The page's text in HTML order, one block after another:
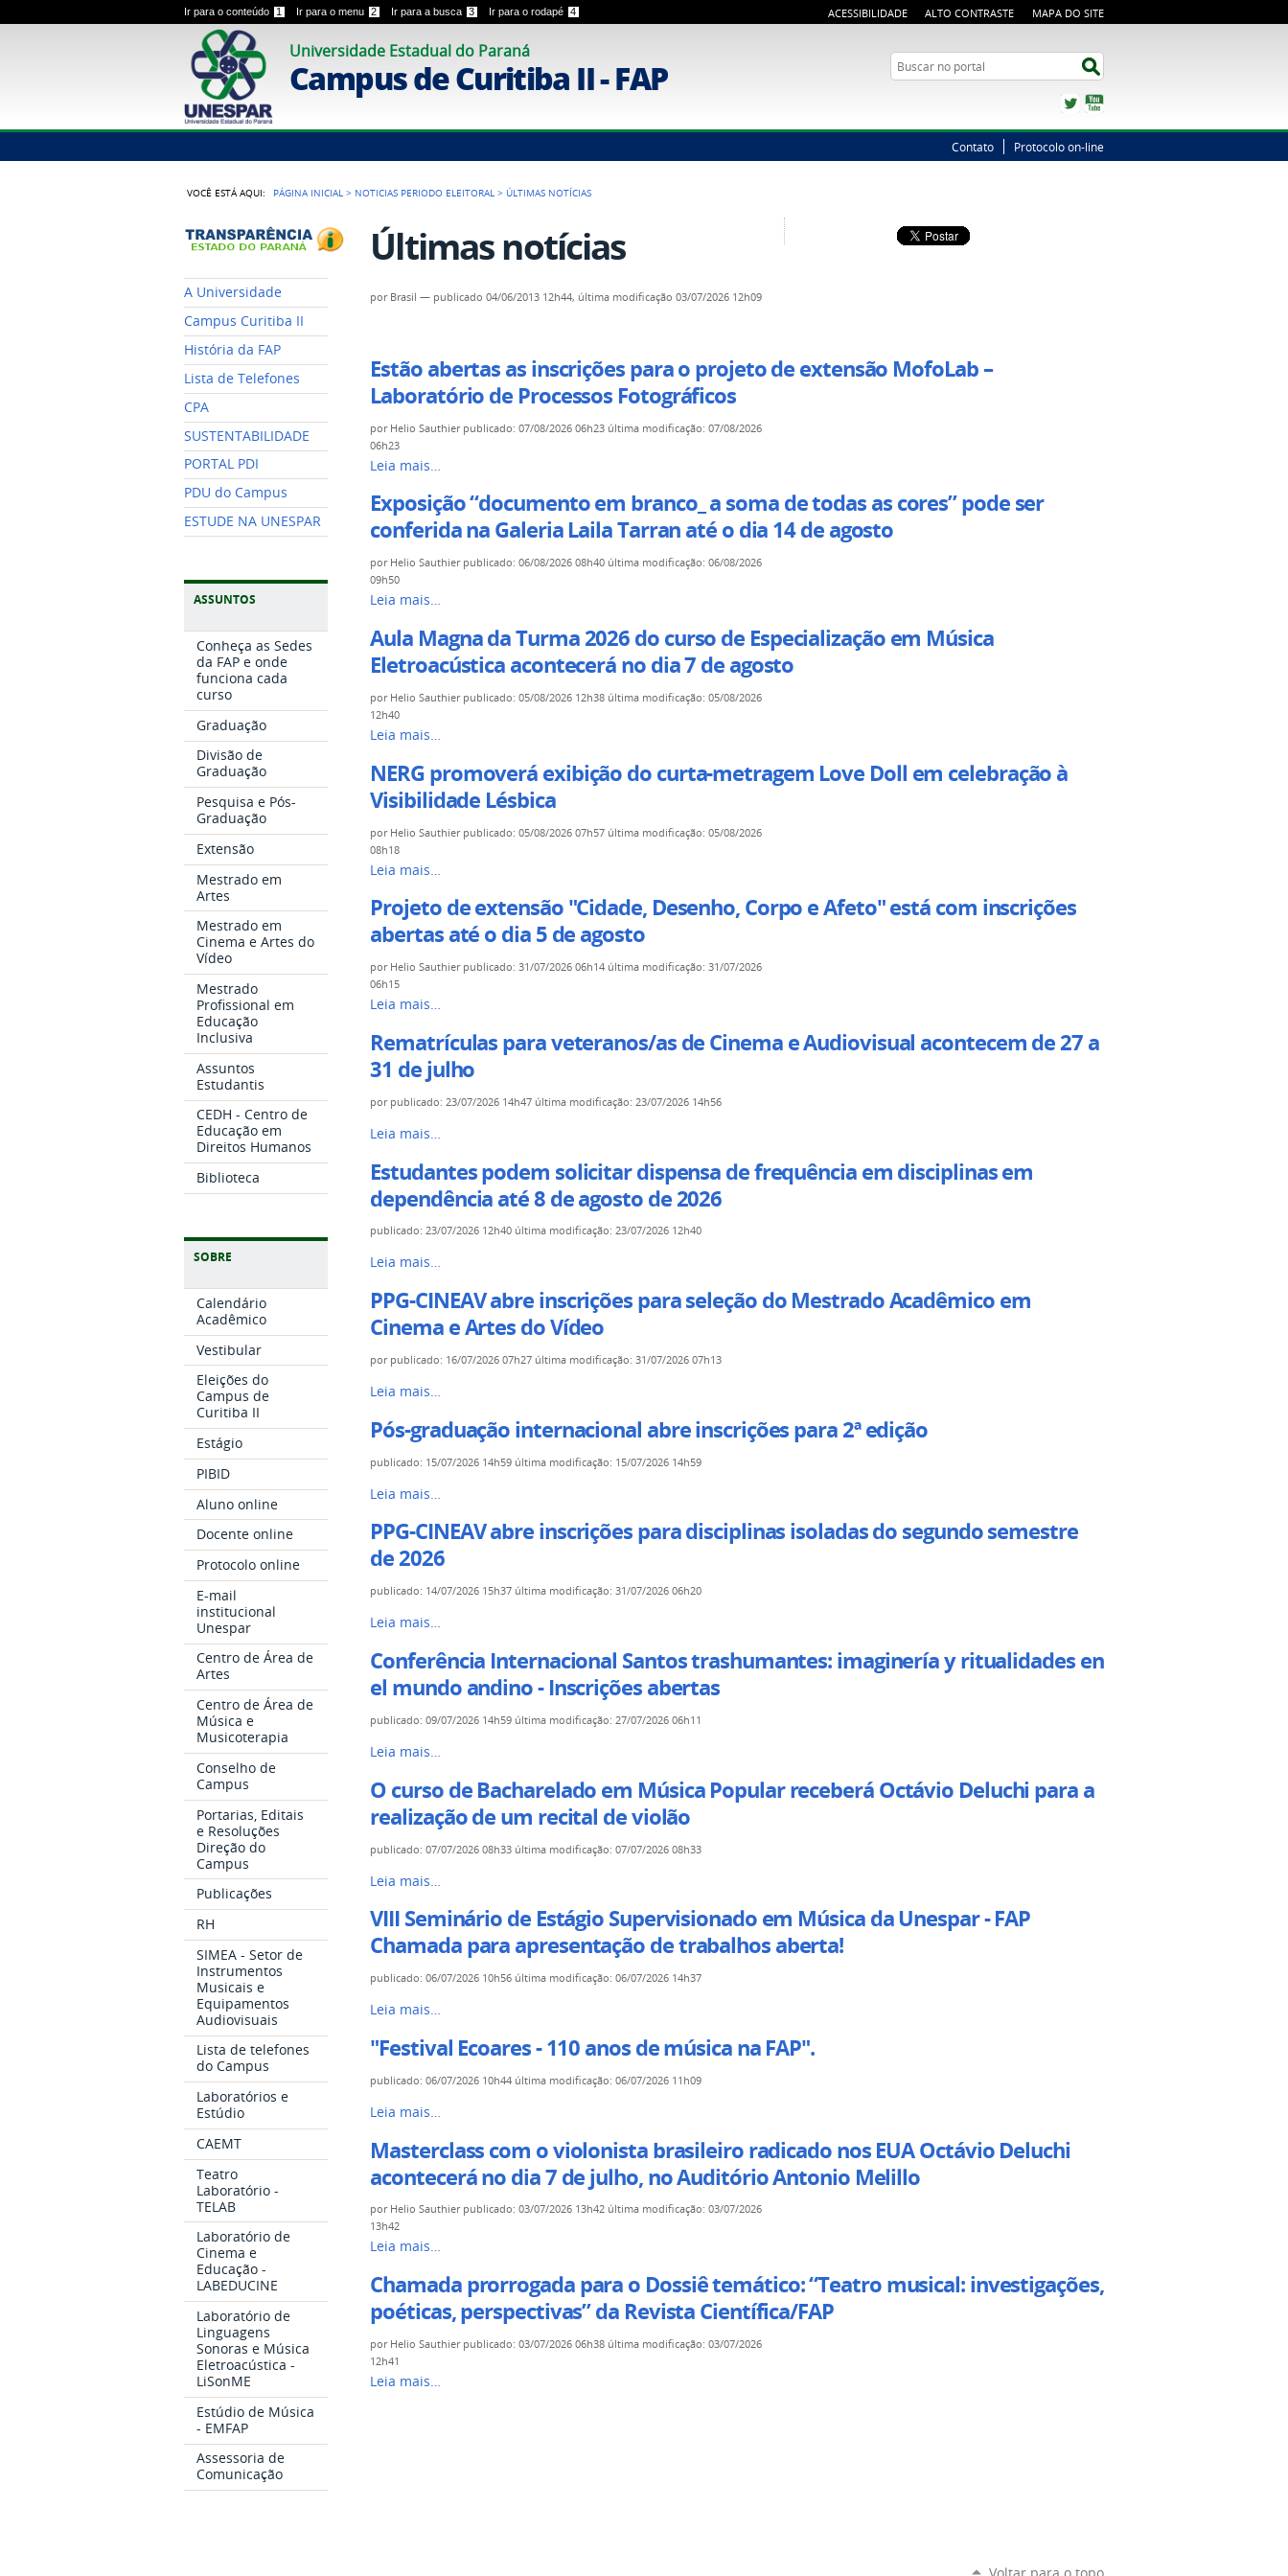
Ir para o conteúdo 1 Ir para o menu 2 Ir para a busca 3 Ir para o rodapé 4 ACESSIBILIDADE ALTO CONTRASTE MAPA DO SITE
Universidade Estadual do Paraná
Campus de Curitiba II - FAP Busca
Twitter
Contato Protocolo on-line
VOCÊ ESTÁ AQUI: PÁGINA INICIAL > NOTICIAS PERIODO ELEITORAL > ÚLTIMAS NOTÍCIAS
A Universidade
Campus Curitiba II
História da FAP
Lista de Telefones
CPA
SUSTENTABILIDADE
PORTAL PDI
PDU do Campus
ESTUDE NA UNESPAR
ASSUNTOS
Conheça as Sedes
da FAP e onde
funciona cada
curso
Graduação
Divisão de
Graduação
Pesquisa e Pós-
Graduação
Extensão
Mestrado em
Artes
Mestrado em
Cinema e Artes do
Vídeo
Mestrado
Profissional em
Educação
Inclusiva
Assuntos
Estudantis
CEDH - Centro de
Educação em
Direitos Humanos
Biblioteca
SOBRE
Calendário
Acadêmico
Vestibular
Eleições do
Campus de
Curitiba II
Estágio
PIBID
Aluno online
Docente online
Protocolo online
E-mail
institucional
Unespar
Centro de Área de
Artes
Centro de Área de
Música e
Musicoterapia
Conselho de
Campus
Portarias, Editais
e Resoluções
Direção do
Campus
Publicações
RH
SIMEA - Setor de
Instrumentos
Musicais e
Equipamentos
Audiovisuais
Lista de telefones
do Campus
Laboratórios e
Estúdio
CAEMT
Teatro
Laboratório -
TELAB
Laboratório de
Cinema e
Educação -
LABEDUCINE
Laboratório de
Linguagens
Sonoras e Música
Eletroacústica -
LiSonME
Estúdio de Música
- EMFAP
Assessoria de
Comunicação
Últimas notícias
por Brasil — publicado 04/06/2013 12h44, última modificação 03/07/2026 12h09
Estão abertas as inscrições para o projeto de extensão MofoLab –
Laboratório de Processos Fotográficos
por Helio Sauthier publicado:07/08/2026 06h23 última modificação:07/08/2026
06h23
Estão
as
inscrições
para
o
projeto
extensão
MofoLab
–
Laboratório
de
Processos
Fotográficos
-
Leia mais…
Exposição “documento em branco_ a soma de todas as cores” pode ser
conferida na Galeria Laila Tarran até o dia 14 de agosto
por Helio Sauthier publicado:06/08/2026 08h40 última modificação:06/08/2026
09h50
Exposição
em
branco_
soma
de
as
cores”
pode
ser
conferida
na
Galeria
Laila
Tarran
até
o
dia
14
de
agosto
-
Leia mais…
Aula Magna da Turma 2026 do curso de Especialização em Música
Eletroacústica acontecerá no dia 7 de agosto
por Helio Sauthier publicado:05/08/2026 12h38 última modificação:05/08/2026
12h40
Aula
da
Turma
2026
do
curso
Especialização
em
Música
Eletroacústica
acontecerá
no
dia
7
de
agosto
Leia mais…
NERG promoverá exibição do curta-metragem Love Doll em celebração à
Visibilidade Lésbica
por Helio Sauthier publicado:05/08/2026 07h57 última modificação:05/08/2026
08h18
NERG
exibição
do
curta-
metragem
Love
em
celebração
à
Lésbica
-
Leia mais…
Projeto de extensão "Cidade, Desenho, Corpo e Afeto" está com inscrições
abertas até o dia 5 de agosto
por Helio Sauthier publicado:31/07/2026 06h14 última modificação:31/07/2026
06h15
Projeto
extensão
"Cidade,
Desenho,
e
Afeto"
está
com
inscrições
abertas
o
dia
de
agosto
Leia mais…
Rematrículas para veteranos/as de Cinema e Audiovisual acontecem de 27 a
31 de julho
por publicado:23/07/2026 14h47 última modificação:23/07/2026 14h56
Rematrículas
veteranos/as
de
Cinema
Audiovisual
acontecem
de
27
a
31
julho
Leia mais…
Estudantes podem solicitar dispensa de frequência em disciplinas em
dependência até 8 de agosto de 2026
publicado:23/07/2026 12h40 última modificação:23/07/2026 12h40
Estudantes
solicitar
dispensa
em
disciplinas
dependência
até
de
agosto
de
-
Leia mais…
PPG-CINEAV abre inscrições para seleção do Mestrado Acadêmico em
Cinema e Artes do Vídeo
por publicado: 16/07/2026 07h27 última modificação:31/07/2026 07h13
PPG-
abre
inscrições
do
Mestrado
em
Cinema
Artes
do
Vídeo
Leia mais…
Pós-graduação internacional abre inscrições para 2ª edição
publicado: 15/07/2026 14h59 última modificação: 15/07/2026 14h59
Pós-
internacional
abre
inscrições
2ª
edição
Leia mais…
PPG-CINEAV abre inscrições para disciplinas isoladas do segundo semestre
de 2026
publicado: 14/07/2026 15h37 última modificação:31/07/2026 06h20
PPG-
abre
inscrições
para
isoladas
do
segundo
semestre
de
2026
Leia mais…
Conferência Internacional Santos trashumantes: imaginería y ritualidades en
el mundo andino - Inscrições abertas
publicado:09/07/2026 14h59 última modificação:27/07/2026 06h11
Conferência
Santos
trashumantes:
imaginería
ritualidades
en
el
mundo
andino
-
abertas
Leia mais…
O curso de Bacharelado em Música Popular receberá Octávio Deluchi para a
realização de um recital de violão
publicado:07/07/2026 08h33 última modificação:07/07/2026 08h33
O
de
Bacharelado
em
Popular
receberá
Deluchi
para
realização
de
recital
de
-
Leia mais…
VIII Seminário de Estágio Supervisionado em Música da Unespar - FAP
Chamada para apresentação de trabalhos aberta!
publicado:06/07/2026 10h56 última modificação:06/07/2026 14h37
VIII
de
Estágio
Música
da
-
FAP
para
apresentação
trabalhos
aberta!
Leia mais…
"Festival Ecoares - 110 anos de música na FAP".
publicado:06/07/2026 10h44 última modificação:06/07/2026 11h09
"Festival
-
110
anos
de
música
FAP".
Leia mais…
Masterclass com o violonista brasileiro radicado nos EUA Octávio Deluchi
acontecerá no dia 7 de julho, no Auditório Antonio Melillo
por Helio Sauthier publicado:03/07/2026 13h42 última modificação:03/07/2026
13h42
Masterclass
o
violonista
brasileiro
radicado
nos
Leia mais…
Chamada prorrogada para o Dossiê temático: “Teatro musical: investigações,
poéticas, perspectivas” da Revista Científica/FAP
por Helio Sauthier publicado:03/07/2026 06h38 última modificação:03/07/2026
12h41
Chamada
Leia mais…